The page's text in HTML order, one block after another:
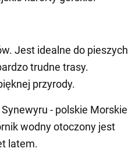
Jest idealne do pieszych
trudne trasy.
przyrody.
- polskie Morskie
wodny otoczony jest
latem.